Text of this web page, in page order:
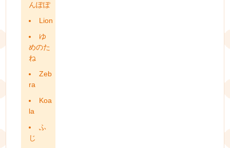
んぽぽ
Lion
ゆ
めのた
ね
Zeb
ra
Koa
la
ふ
じ